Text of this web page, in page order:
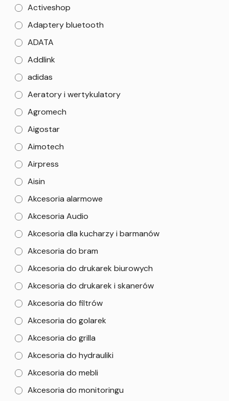
Activeshop
Adaptery bluetooth
ADATA
Addlink
adidas
Aeratory i wertykulatory
Agromech
Aigostar
Aimotech
Airpress
Aisin
Akcesoria alarmowe
Akcesoria Audio
Akcesoria dla kucharzy i barmanów
Akcesoria do bram
Akcesoria do drukarek biurowych
Akcesoria do drukarek i skanerów
Akcesoria do filtrów
Akcesoria do golarek
Akcesoria do grilla
Akcesoria do hydrauliki
Akcesoria do mebli
Akcesoria do monitoringu